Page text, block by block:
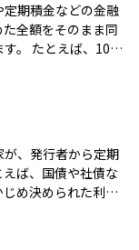
期積金などの金融
全額をそのまま同
100
成に有利とされて
。また、資金を使
出しのタイミング
、発行者から定期
ば、国債や社債な
め決められた利率